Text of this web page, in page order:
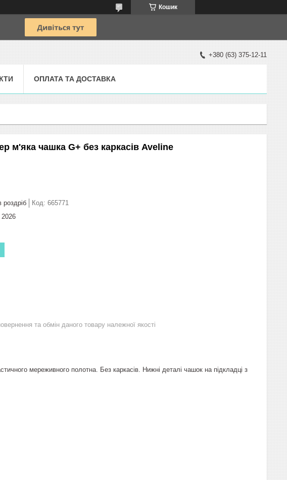
Кошик
+380 (63) 375-12-11
ОПЛАТА ТА ДОСТАВКА
м'яка чашка G+ без каркасів Aveline
роздріб Код: 665771
2026
та обмін даного товару належної якості
мереживного полотна. Без каркасів. Нижні деталі чашок на підкладці з